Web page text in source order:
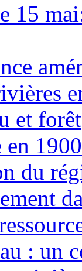
15
et forêt
en 1900
du
: un